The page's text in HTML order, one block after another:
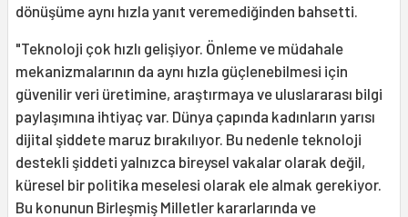
dönüşüme aynı hızla yanıt veremediğinden bahsetti.
"Teknoloji çok hızlı gelişiyor. Önleme ve müdahale
mekanizmalarının da aynı hızla güçlenebilmesi için
güvenilir veri üretimine, araştırmaya ve uluslararası bilgi
paylaşımına ihtiyaç var. Dünya çapında kadınların yarısı
dijital şiddete maruz bırakılıyor. Bu nedenle teknoloji
destekli şiddeti yalnızca bireysel vakalar olarak değil,
küresel bir politika meselesi olarak ele almak gerekiyor.
Bu konunun Birleşmiş Milletler kararlarında ve